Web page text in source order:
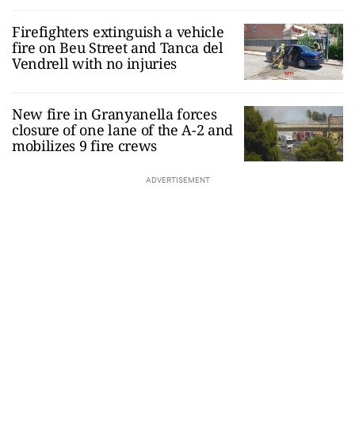
Firefighters extinguish a vehicle
fire on Beu Street and Tanca del
Vendrell with no injuries
New fire in Granyanella forces
closure of one lane of the A-2 and
mobilizes 9 fire crews